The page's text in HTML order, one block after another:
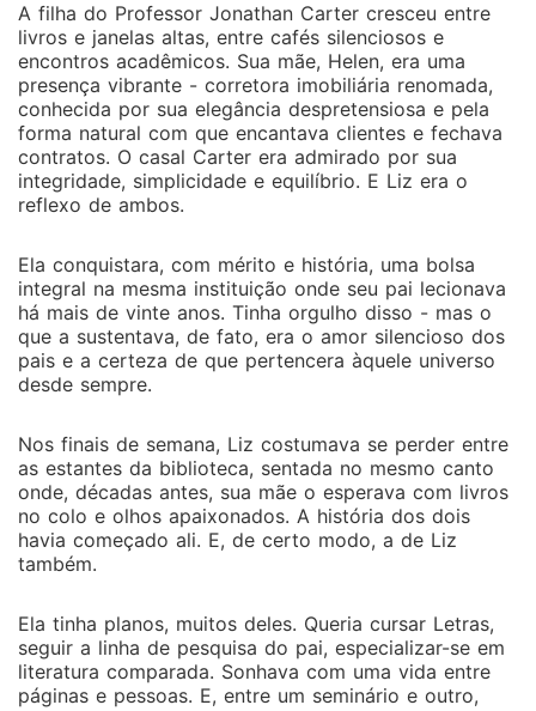
apenas um funcionário rústico da fazenda. E ele não
corrige esse equívoco... pelo menos não por
enquanto. Entre encontros inesperados, verdades
ocultas, beijos roubados e corações em conflito,
nasce um amor tão inesperado quanto verdadeiro -
mas que enfrentará mentiras, orgulho, e a ameaça de
um mundo onde aparências ainda pesam mais do que
sentimentos.
A filha do Professor Jonathan Carter cresceu entre
livros e janelas altas, entre cafés silenciosos e
encontros acadêmicos. Sua mãe, Helen, era uma
presença vibrante - corretora imobiliária renomada,
conhecida por sua elegância despretensiosa e pela
forma natural com que encantava clientes e fechava
contratos. O casal Carter era admirado por sua
integridade, simplicidade e equilíbrio. E Liz era o
reflexo de ambos.
Ela conquistara, com mérito e história, uma bolsa
integral na mesma instituição onde seu pai lecionava
há mais de vinte anos. Tinha orgulho disso - mas o
que a sustentava, de fato, era o amor silencioso dos
pais e a certeza de que pertencera àquele universo
desde sempre.
Nos finais de semana, Liz costumava se perder entre
as estantes da biblioteca, sentada no mesmo canto
onde, décadas antes, sua mãe o esperava com livros
no colo e olhos apaixonados. A história dos dois
havia começado ali. E, de certo modo, a de Liz
também.
Ela tinha planos, muitos deles. Queria cursar Letras,
seguir a linha de pesquisa do pai, especializar-se em
literatura comparada. Sonhava com uma vida entre
páginas e pessoas. E, entre um seminário e outro,